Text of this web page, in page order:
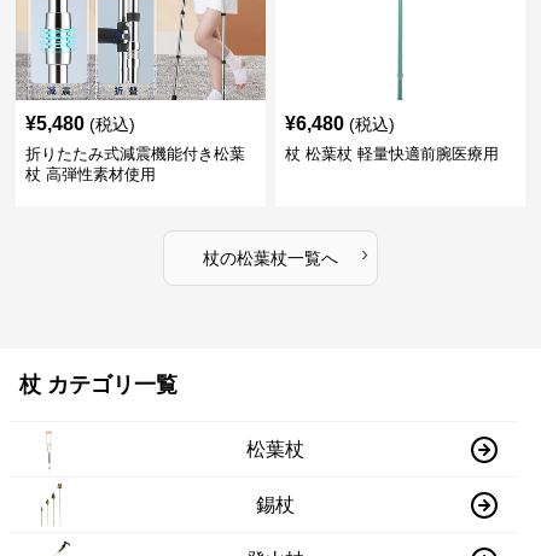
¥5,480 (税込)
折りたたみ式減震機能付き松葉
杖 高弾性素材使用
¥6,480 (税込)
杖 松葉杖 軽量快適前腕医療用
杖の松葉杖一覧へ ›
杖 カテゴリ一覧
松葉杖
錫杖